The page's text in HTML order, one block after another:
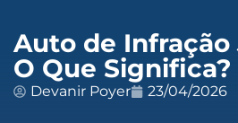
Auto de Infração
O Que Significa?
Devanir Poyer 23/04/2026